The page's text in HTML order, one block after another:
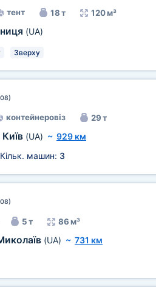
тент 18 т 120 м³
(UA)
Зверху
контейнеровіз 29 т
Київ (UA) ~ 929 км
машин: 3
5 т 86 м³
(UA) ~ 731 км